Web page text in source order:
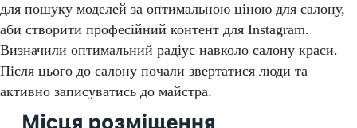
для пошуку моделей за оптимальною ціною для салону,
аби створити професійний контент для Instagram.
Визначили оптимальний радіус навколо салону краси.
Після цього до салону почали звертатися люди та
активно записуватись до майстра.